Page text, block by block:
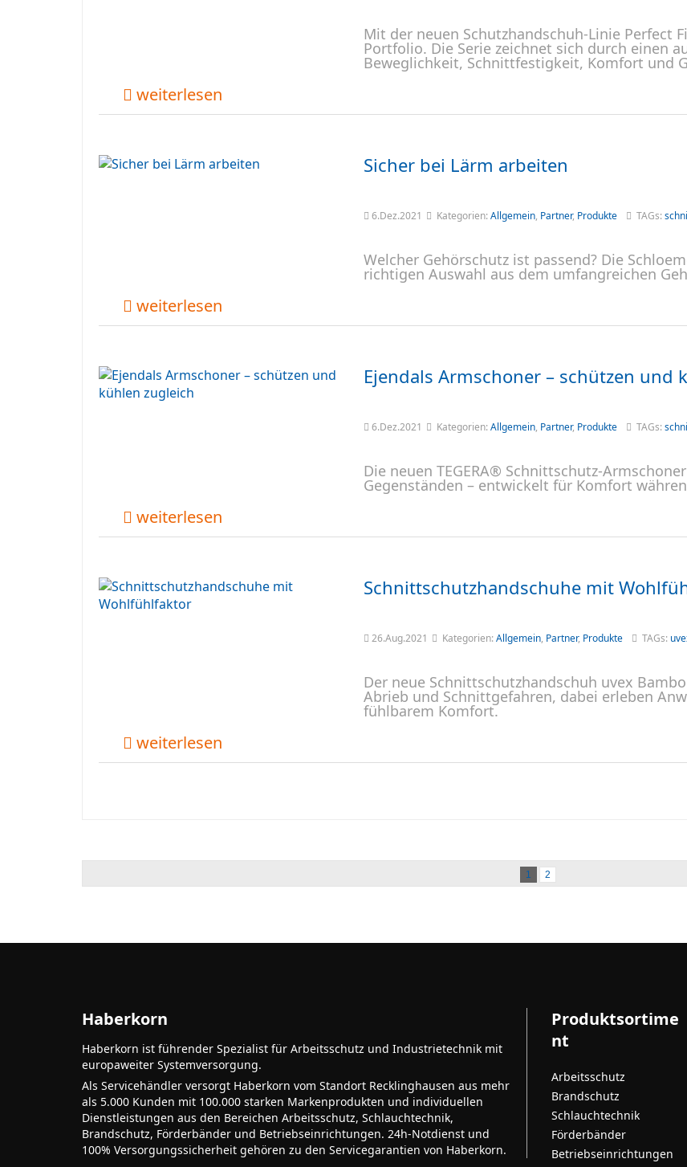
Mit der neuen Schutzhandschuh-Linie Perfect
Portfolio. Die Serie zeichnet sich durch einen
Beweglichkeit, Schnittfestigkeit, Komfort und
weiterlesen
Sicher bei Lärm arbeiten
6.Dez.2021 Kategorien:Allgemein, Partner, Produkte TAGs:
Welcher Gehörschutz ist passend? Die
richtigen Auswahl aus dem umfangreichen
weiterlesen
Ejendals Armschoner – schützen und
6.Dez.2021 Kategorien:Allgemein, Partner, Produkte TAGs:
Die neuen TEGERA® Schnittschutz-
Gegenständen – entwickelt für Komfort
weiterlesen
Schnittschutzhandschuhe mit
26.Aug.2021 Kategorien:Allgemein, Partner, Produkte TAGs:
Der neue Schnittschutzhandschuh uvex
Abrieb und Schnittgefahren, dabei erleben
fühlbarem Komfort.
weiterlesen
1 2
Haberkorn
Haberkorn ist führender Spezialist für Arbeitsschutz und Industrietechnik mit
europaweiter Systemversorgung.
Als Servicehändler versorgt Haberkorn vom Standort Recklinghausen aus mehr
als 5.000 Kunden mit 100.000 starken Markenprodukten und individuellen
Dienstleistungen aus den Bereichen Arbeitsschutz, Schlauchtechnik,
Brandschutz, Förderbänder und Betriebseinrichtungen. 24h-Notdienst und
100% Versorgungssicherheit gehören zu den Servicegarantien von Haberkorn.
Produktsortime
nt
Arbeitsschutz
Brandschutz
Schlauchtechnik
Förderbänder
Betriebseinrichtungen